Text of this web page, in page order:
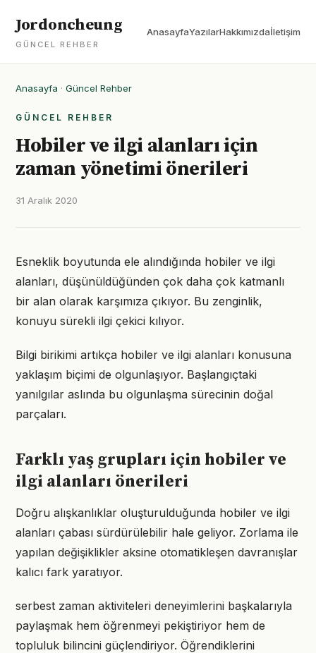
Jordoncheung
GÜNCEL REHBER
AnasayfaYazılarHakkımızdaİletişim
Anasayfa · Güncel Rehber
GÜNCEL REHBER
Hobiler ve ilgi alanları için
zaman yönetimi önerileri
31 Aralık 2020
Esneklik boyutunda ele alındığında hobiler ve ilgi
alanları, düşünüldüğünden çok daha çok katmanlı
bir alan olarak karşımıza çıkıyor. Bu zenginlik,
konuyu sürekli ilgi çekici kılıyor.
Bilgi birikimi artıkça hobiler ve ilgi alanları konusuna
yaklaşım biçimi de olgunlaşıyor. Başlangıçtaki
yanılgılar aslında bu olgunlaşma sürecinin doğal
parçaları.
Farklı yaş grupları için hobiler ve
ilgi alanları önerileri
Doğru alışkanlıklar oluşturulduğunda hobiler ve ilgi
alanları çabası sürdürülebilir hale geliyor. Zorlama ile
yapılan değişiklikler aksine otomatikleşen davranışlar
kalıcı fark yaratıyor.
serbest zaman aktiviteleri deneyimlerini başkalarıyla
paylaşmak hem öğrenmeyi pekiştiriyor hem de
topluluk bilincini güçlendiriyor. Öğrendiklerini